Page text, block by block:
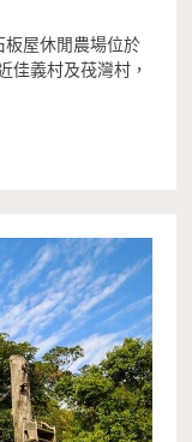
板屋休閒農場位於
佳義村及茷灣村，